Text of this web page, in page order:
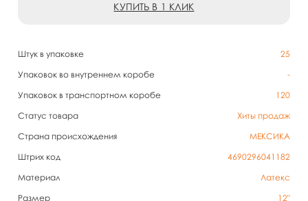
Штук в упаковке
25
Упаковок во внутреннем коробе
-
Упаковок в транспортном коробе
120
Статус товара
Хиты продаж
Страна происхождения
МЕКСИКА
Штрих код
4690296041182
Материал
Латекс
Размер
12"
КУПИТЬ В 1 КЛИК